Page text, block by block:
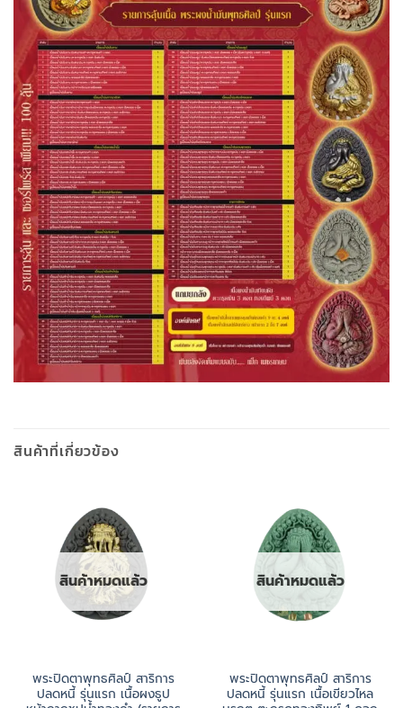
สินค้าที่เกี่ยวข้อง
สินค้าหมดแล้ว
พระปิดตาพุทธศิลป์ สาริการ
ปลดหนี้ รุ่นแรก เนื้อผงธูป
สินค้าหมดแล้ว
พระปิดตาพุทธศิลป์ สาริการ
ปลดหนี้ รุ่นแรก เนื้อเขียวไหล